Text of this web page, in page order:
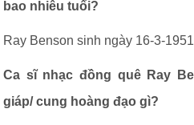
bao nhiêu tuổi?
Ray Benson sinh ngày 16-3-
Ca sĩ nhạc đồng quê Ray
giáp/ cung hoàng đạo gì?